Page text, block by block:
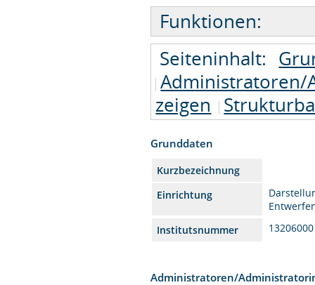
Funktionen:
Seiteninhalt:
zeigen
Grunddaten
Kurzbezeichnung
Einrichtung
Institutsnummer
13206000
Administratoren/